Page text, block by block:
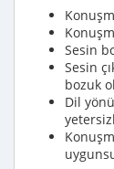
Sesin
Sesin
bozuk
Dil